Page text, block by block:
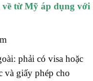
từ Mỹ áp dụng với
phải có visa hoặc
và giấy phép cho